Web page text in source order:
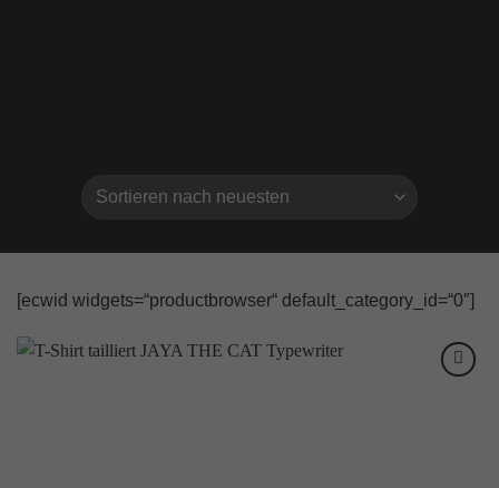
[ecwid widgets=“productbrowser“ default_category_id=“0″]